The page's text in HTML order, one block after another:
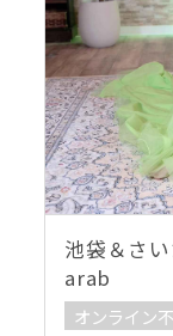
池袋＆さ
arab
オンライン